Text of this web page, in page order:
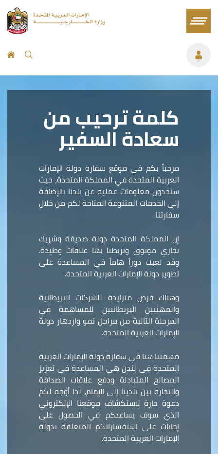
كلمة ترحيب من
سعادة السفير
مرحباً بكم في موقع سفارة دولة الإمارات
العربية المتحدة في المملكة المتحدة، حيث
ستجدون معلومات عملية عن بلدنا بالإضافة
إلى الخدمات المتنوعة المتاحة لكم من خلال
سفارتنا.
إن المملكة المتحدة دولة صديقة وشريك
تجاري موثوق وتربطنا بها علاقات وطيدة.
وقد لعبت دوراً هاماً في المساعدة على
تطوير دولة الإمارات العربية المتحدة.
وهناك فرص متزايدة للشركات البريطانية
والمهنيين البريطانيين للمساهمة في
المرحلة التالية من مراحل نمو وازدهار دولة
الإمارات العربية المتحدة.
مهمتنا هنا في سفارة دولة الإمارات العربية
المتحدة في لندن هي المساعدة في تعزيز
المصالح المتبادلة ودفع علاقات الصداقة
والتجارة بين بلدينا إلى الإمام، لذا أوجه لكم
دعوة حارة لاستكشاف موقعنا الإلكتروني
الذي سوف يساعدكم في الحصول على
إجابات على استفساراتكم المتعلقة بدولة
الإمارات العربية المتحدة.